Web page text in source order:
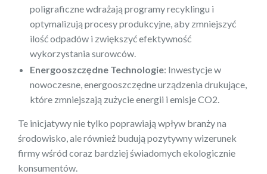
poligraficzne wdrażają programy recyklingu i
optymalizują procesy produkcyjne, aby zmniejszyć
ilość odpadów i zwiększyć efektywność
wykorzystania surowców.
Energooszczędne Technologie: Inwestycje w
nowoczesne, energooszczędne urządzenia drukujące,
które zmniejszają zużycie energii i emisje CO2.
Te inicjatywy nie tylko poprawiają wpływ branży na
środowisko, ale również budują pozytywny wizerunek
firmy wśród coraz bardziej świadomych ekologicznie
konsumentów.